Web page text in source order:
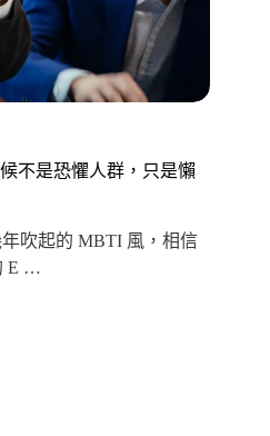
不是恐懼人群，只是懶
年吹起的 MBTI 風，相信
E …